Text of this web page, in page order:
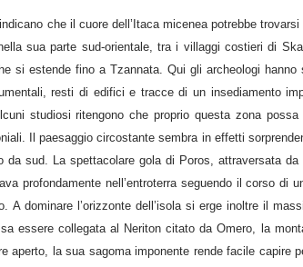
che il cuore dell’Itaca micenea potrebbe trovarsi
sua parte sud-orientale, tra i villaggi costieri di
si estende fino a Tzannata. Qui gli archeologi hanno
resti di edifici e tracce di un insediamento
studiosi ritengono che proprio questa zona possa
Il paesaggio circostante sembra in effetti
da sud. La spettacolare gola di Poros, attraversata
profondamente nell’entroterra seguendo il corso di
dominare l’orizzonte dell’isola si erge inoltre il
essere collegata al Neriton citato da Omero, la
la sua sagoma imponente rende facile capire